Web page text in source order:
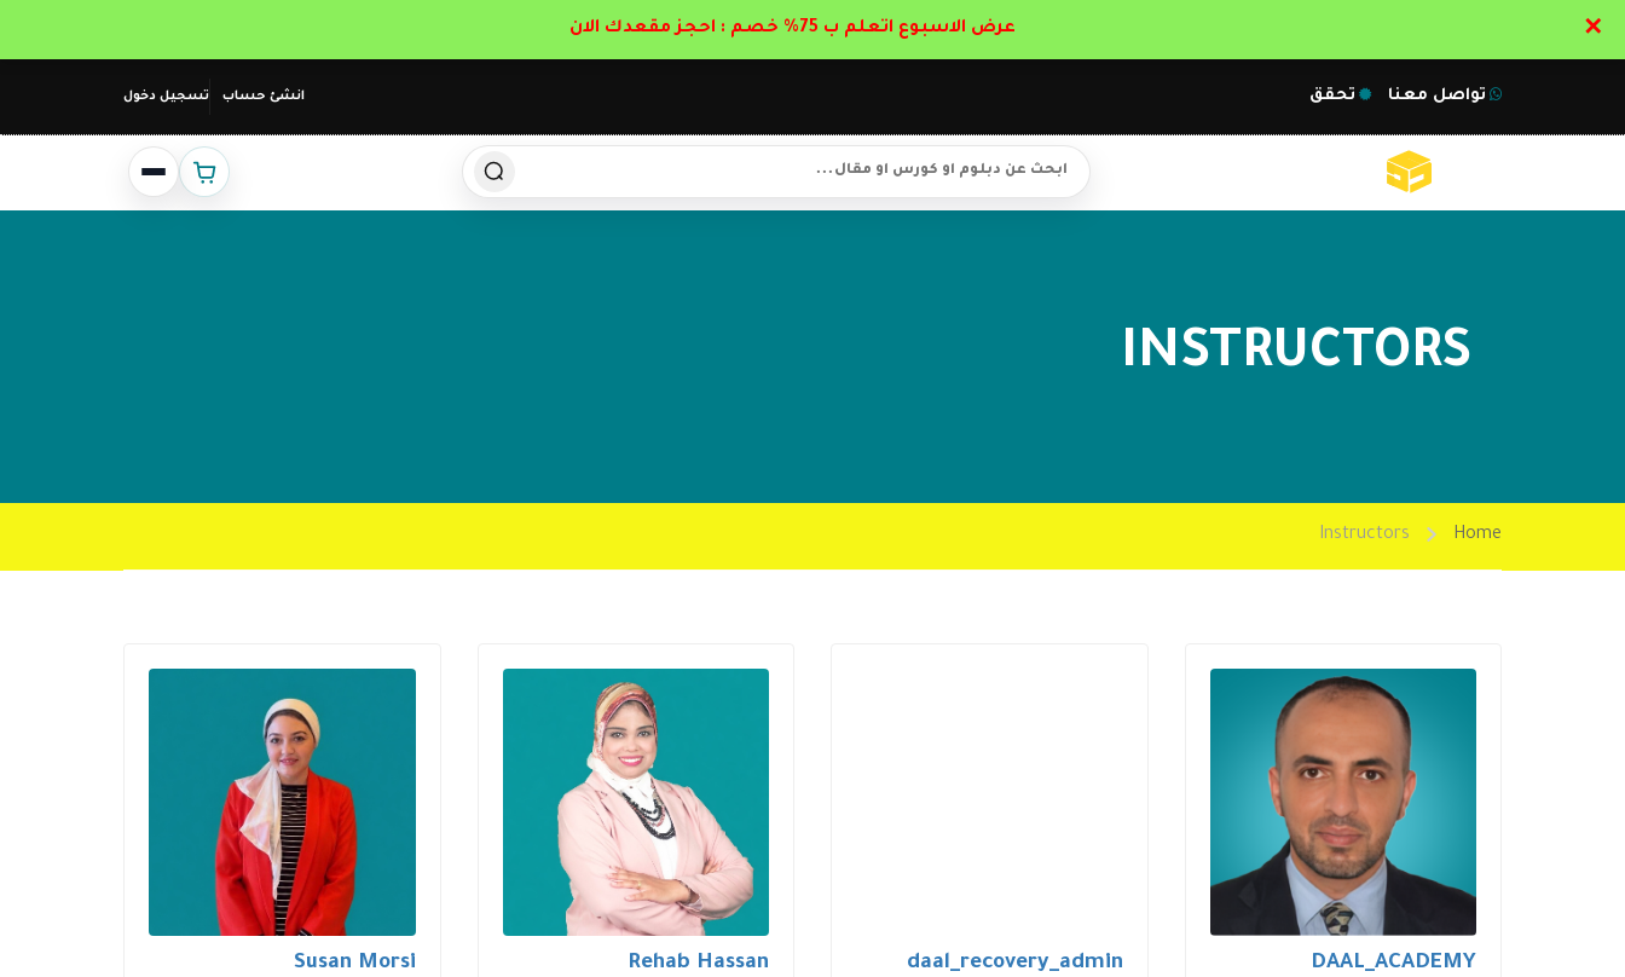
انشئ حساب تسجيل دخول تواصل معنا تحقق
INSTRUCTORS
Home
Instructors
DAAL_ACADEMY
daal_recovery_admin
Rehab Hassan
Susan Morsi
عرض الاسبوع اتعلم ب 75% خصم : احجز مقعدك الان ✕